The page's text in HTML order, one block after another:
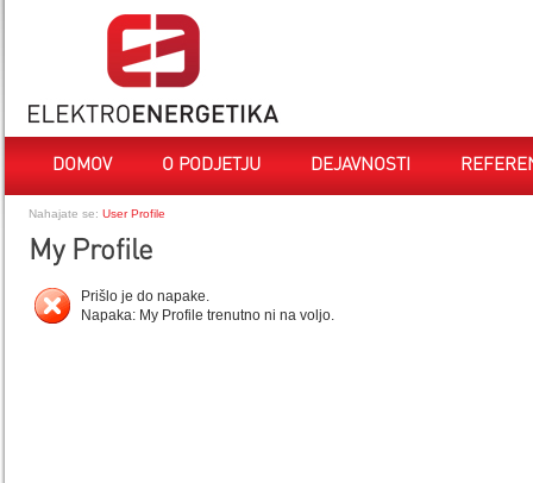
DOMOV O PODJETJU DEJAVNOSTI
Nahajate se: User Profile
My Profile
Prišlo je do napake.
Napaka: My Profile trenutno ni na voljo.